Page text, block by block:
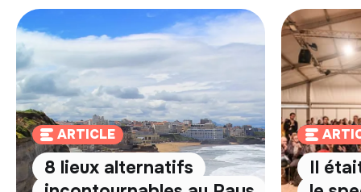
ARTICLE
8 lieux alternatifs
Il